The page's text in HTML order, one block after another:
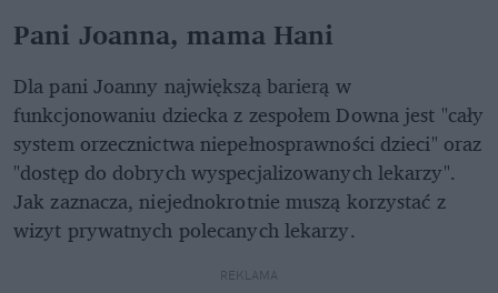
Pani Joanna, mama Hani
Dla pani Joanny największą barierą w
funkcjonowaniu dziecka z zespołem Downa jest "cały
system orzecznictwa niepełnosprawności dzieci" oraz
"dostęp do dobrych wyspecjalizowanych lekarzy".
Jak zaznacza, niejednokrotnie muszą korzystać z
wizyt prywatnych polecanych lekarzy.
REKLAMA